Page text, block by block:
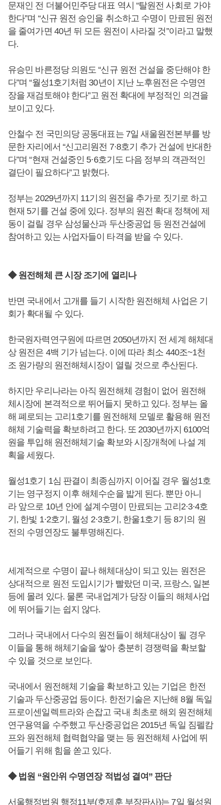
문재인 전 더불어민주당 대표 역시 “탈원전 사회로 가야
한다”며 “신규 원전 승인을 취소하고 수명이 만료된 원전
을 줄여가면 40년 뒤 모든 원전이 사라질 것”이라고 말했
다.
유승민 바른정당 의원도 “신규 원전 건설을 중단해야 한
다”며 “월성1호기처럼 30년이 지난 노후원전은 수명연
장을 재검토해야 한다”고 원전 확대에 부정적인 의견을
보이고 있다.
안철수 전 국민의당 공동대표는 7일 새울원전본부를 방
문한 자리에서 “신고리원전 7·8호기 추가 건설에 반대한
다”며 “현재 건설중인 5·6호기도 다음 정부의 객관적인
결단이 필요하다”고 밝혔다.
정부는 2029년까지 11기의 원전을 추가로 짓기로 하고
현재 5기를 건설 중에 있다. 정부의 원전 확대 정책에 제
동이 걸릴 경우 삼성물산과 두산중공업 등 원전건설에
참여하고 있는 사업자들이 타격을 받을 수 있다.
◆ 원전해체 큰 시장 조기에 열리나
반면 국내에서 고개를 들기 시작한 원전해체 사업은 기
회가 확대될 수 있다.
한국원자력연구원에 따르면 2050년까지 전 세계 해체대
상 원전은 4백 기가 넘는다. 이에 따라 최소 440조~1천
조 원가량의 원전해체시장이 열릴 것으로 추산된다.
하지만 우리나라는 아직 원전해체 경험이 없어 원전해
체시장에 본격적으로 뛰어들지 못하고 있다. 정부는 올
해 폐로되는 고리1호기를 원전해체 모델로 활용해 원전
해체 기술력을 확보하려고 한다. 또 2030년까지 6100억
원을 투입해 원전해체기술 확보와 시장개척에 나설 계
획을 세웠다.
월성1호기 1심 판결이 최종심까지 이어질 경우 월성1호
기는 영구정지 이후 해체수순을 밟게 된다. 뿐만 아니
라 앞으로 10년 안에 설계수명이 만료되는 고리2·3·4호
기, 한빛 1·2호기, 월성 2·3호기, 한울1호기 등 8기의 원
전의 수명연장도 불투명해진다.
세계적으로 수명이 끝나 해체대상이 되고 있는 원전은
상대적으로 원전 도입시기가 빨랐던 미국, 프랑스, 일본
등에 몰려 있다. 물론 국내업계가 당장 이들의 해체사업
에 뛰어들기는 쉽지 않다.
그러나 국내에서 다수의 원전들이 해체대상이 될 경우
이들을 통해 해체기술을 쌓아 충분히 경쟁력을 확보할
수 있을 것으로 보인다.
국내에서 원전해체 기술을 확보하고 있는 기업은 한전
기술과 두산중공업 등이다. 한전기술은 지난해 8월 독일
프로이센일렉트라와 손잡고 국내 최초로 해외 원전해체
연구용역을 수주했고 두산중공업은 2015년 독일 짐펠캄
프와 원전해체 협력협약을 맺는 등 원전해체 사업에 뛰
어들기 위해 힘을 쏟고 있다.
◆ 법원 “원안위 수명연장 적법성 결여” 판단
서울행정법원 행정11부(호제훈 부장판사)는 7일 월성원